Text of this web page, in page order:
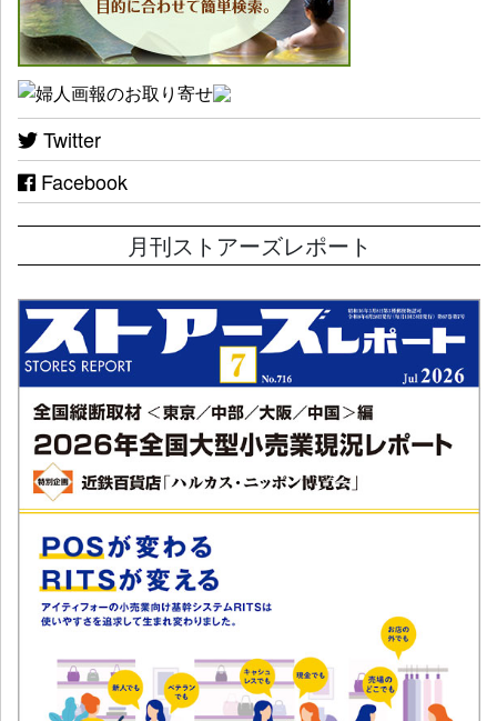
Twitter
Facebook
月刊ストアーズレポート